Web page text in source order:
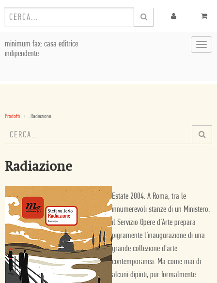
minimum fax: casa editrice
indipendente
Prodotti Radiazione
Radiazione
Estate 2004. A Roma, tra le
innumerevoli stanze di un Ministero,
il Servizio Opere d’Arte prepara
pigramente l’inaugurazione di una
grande collezione d'arte
contemporanea. Ma come mai di
alcuni dipinti, pur formalmente